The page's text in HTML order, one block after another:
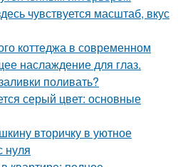
чувствуется масштаб, вкус
коттеджа в современном
наслаждение для глаз.
поливать?
серый цвет: основные
вторичку в уютное
нуля